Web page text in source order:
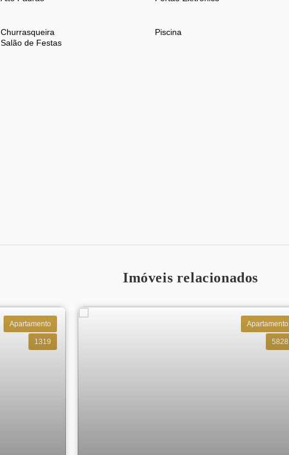
Churrasqueira
Piscina
Salão de Festas
Imóveis relacionados
Apartamento
1319
Apartamento
5828